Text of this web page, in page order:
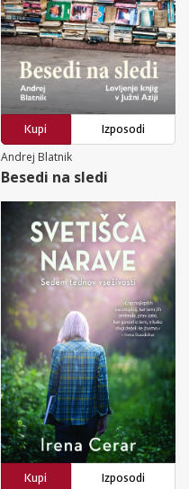
Kupi
Izposodi
Andrej Blatnik
Besedi na sledi
Kupi
Izposodi